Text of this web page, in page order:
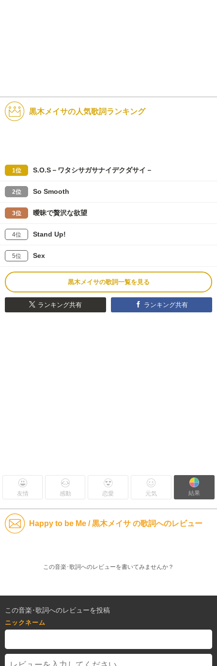
黒木メイサの人気歌詞ランキング
1位 S.O.S－ワタシサガサナイデクダサイ－
2位 So Smooth
3位 曖昧で贅沢な欲望
4位 Stand Up!
5位 Sex
黒木メイサの歌詞一覧を見る
ランキング共有 ランキング共有
友情 感動 恋愛 元気 結果
Happy to be Me / 黒木メイサ の歌詞へのレビュー
この音楽･歌詞へのレビューを書いてみませんか？
この音楽･歌詞へのレビューを投稿
ニックネーム